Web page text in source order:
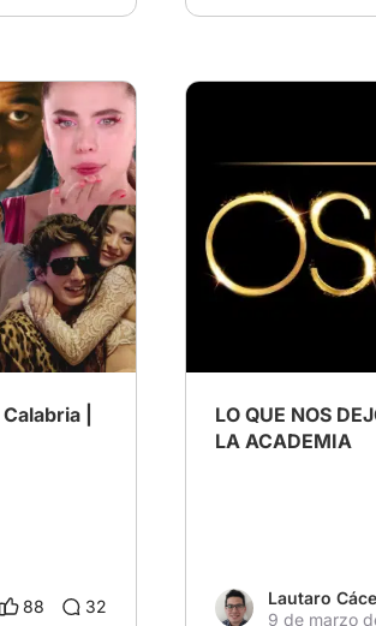
88 32
# Analizando los
LO QUE NOS
LA ACADEMIA
Lautaro
9 de marzo